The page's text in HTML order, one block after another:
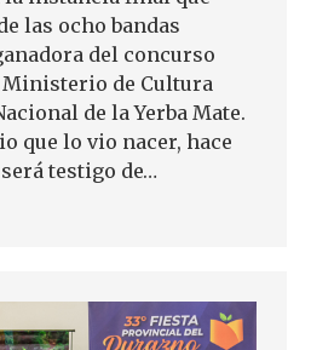
las ocho bandas
del concurso
de Cultura
de la Yerba Mate.
que lo vio nacer, hace
testigo de…